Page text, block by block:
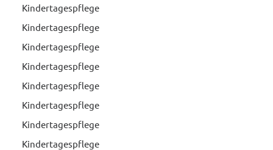
Kindertagespflege
Kindertagespflege
Kindertagespflege
Kindertagespflege
Kindertagespflege
Kindertagespflege
Kindertagespflege
Kindertagespflege